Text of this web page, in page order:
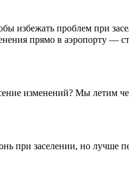
избежать проблем при
прямо в аэропорту —
изменений? Мы летим
при заселении, но лучше